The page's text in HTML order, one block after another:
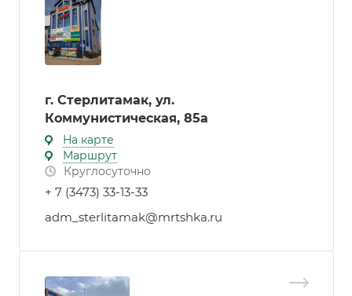
г. Стерлитамак, ул.
Коммунистическая, 85а
На карте
Маршрут
Круглосуточно
+ 7 (3473) 33-13-33
adm_sterlitamak@mrtshka.ru